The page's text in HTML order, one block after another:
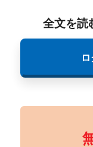
全文を読